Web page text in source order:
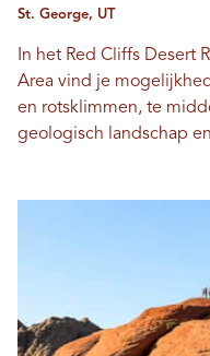
St. George, UT
In het Red Cliffs Desert
Area vind je
en rotsklimmen, te
geologisch landschap